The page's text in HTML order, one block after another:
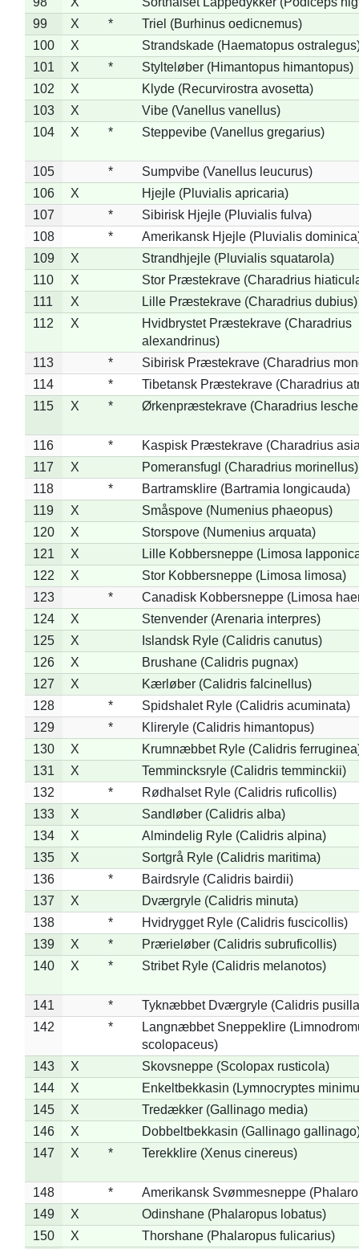
99
X *
Triel (Burhinus oedicnemus)
100
X
Strandskade (Haematopus
101
X *
Stylteløber (Himantopus himantopus)
102
X
Klyde (Recurvirostra avosetta)
103
X
Vibe (Vanellus vanellus)
104
X * Steppevibe (Vanellus gregarius)
105 *
Sumpvibe (Vanellus leucurus)
106
X
Hjejle (Pluvialis apricaria)
107
*
Sibirisk Hjejle (Pluvialis fulva)
108
*
Amerikansk Hjejle (Pluvialis
109
X
Strandhjejle (Pluvialis squatarola)
110
X
Stor Præstekrave (Charadrius
111
X
Lille Præstekrave (Charadrius dubius)
112
X
Hvidbrystet Præstekrave (Charadrius
alexandrinus)
113
*
Sibirisk Præstekrave (Charadrius
114
*
Tibetansk Præstekrave (Charadrius
115
X * Ørkenpræstekrave (Charadrius
116 *
Kaspisk Præstekrave (Charadrius
117
X
Pomeransfugl (Charadrius morinellus)
118
*
Bartramsklire (Bartramia longicauda)
119
X
Småspove (Numenius phaeopus)
120
X
Storspove (Numenius arquata)
121
X
Lille Kobbersneppe (Limosa
122
X
Stor Kobbersneppe (Limosa limosa)
123
*
Canadisk Kobbersneppe (Limosa
124
X
Stenvender (Arenaria interpres)
125
X
Islandsk Ryle (Calidris canutus)
126
X
Brushane (Calidris pugnax)
127
X
Kærløber (Calidris falcinellus)
128
*
Spidshalet Ryle (Calidris acuminata)
129
*
Klireryle (Calidris himantopus)
130
X
Krumnæbbet Ryle (Calidris
131
X
Temmincksryle (Calidris temminckii)
132
*
Rødhalset Ryle (Calidris ruficollis)
133
X
Sandløber (Calidris alba)
134
X
Almindelig Ryle (Calidris alpina)
135
X
Sortgrå Ryle (Calidris maritima)
136
*
Bairdsryle (Calidris bairdii)
137
X
Dværgryle (Calidris minuta)
138
*
Hvidrygget Ryle (Calidris fuscicollis)
139
X *
Prærieløber (Calidris subruficollis)
140
X * Stribet Ryle (Calidris melanotos)
141 *
Tyknæbbet Dværgryle (Calidris
142
*
Langnæbbet Sneppeklire
scolopaceus)
143
X
Skovsneppe (Scolopax rusticola)
144
X
Enkeltbekkasin (Lymnocryptes
145
X
Tredækker (Gallinago media)
146
X
Dobbeltbekkasin (Gallinago
147
X * Terekklire (Xenus cinereus)
148 *
Amerikansk Svømmesneppe
149
X
Odinshane (Phalaropus lobatus)
150
X
Thorshane (Phalaropus fulicarius)